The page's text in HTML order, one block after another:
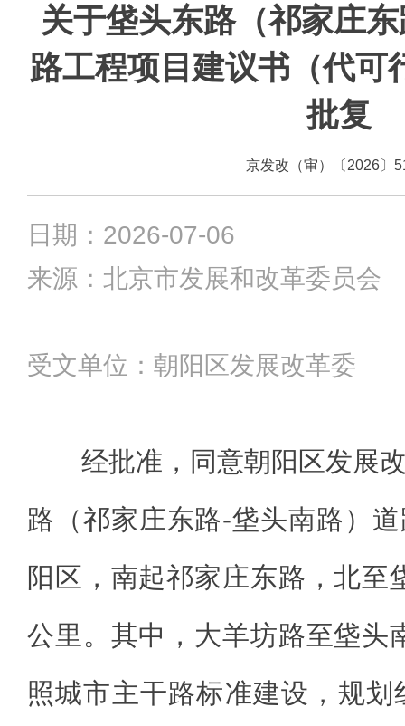
关于垡头东路（祁家庄
路工程项目建议书（代可
批复
京发改（审）〔2026〕
日期：2026-07-06
来源：北京市发展和改革委员会
受文单位：朝阳区发展改革委
经批准，同意朝阳区发展
路（祁家庄东路-垡头南路）
阳区，南起祁家庄东路，北至
公里。其中，大羊坊路至垡头
照城市主干路标准建设，规